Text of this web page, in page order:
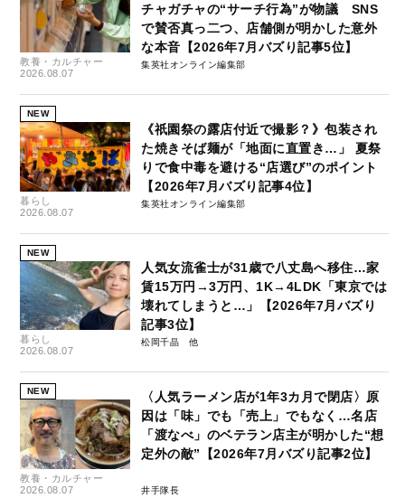
教養・カルチャー
2026.08.07
チャガチャの“サーチ行為”が物議 SNS
で賛否真っ二つ、店舗側が明かした意外
な本音【2026年7月バズり記事5位】
集英社オンライン編集部
NEW
暮らし
2026.08.07
《祇園祭の露店付近で撮影？》包装され
た焼きそば麺が「地面に直置き…」 夏祭
りで食中毒を避ける“店選び”のポイント
【2026年7月バズり記事4位】
集英社オンライン編集部
NEW
暮らし
2026.08.07
人気女流雀士が31歳で八丈島へ移住…家
賃15万円→3万円、1K→4LDK「東京では
壊れてしまうと…」【2026年7月バズり
記事3位】
松岡千晶
NEW
教養・カルチャー
2026.08.07
〈人気ラーメン店が1年3カ月で閉店〉原
因は「味」でも「売上」でもなく…名店
「渡なべ」のベテラン店主が明かした“想
定外の敵”【2026年7月バズり記事2位】
井手隊長